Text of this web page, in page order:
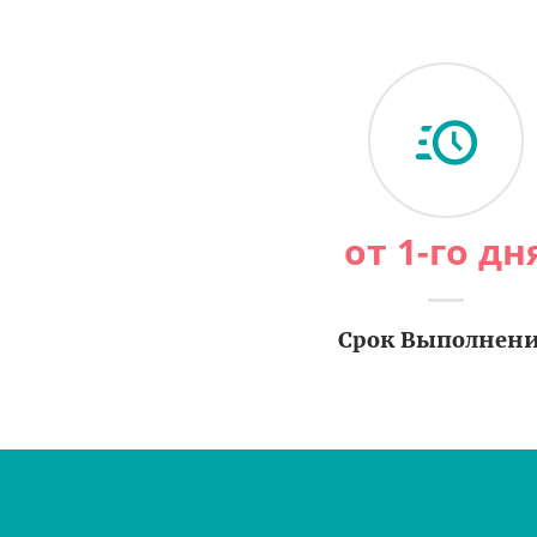
от 1-го
Срок